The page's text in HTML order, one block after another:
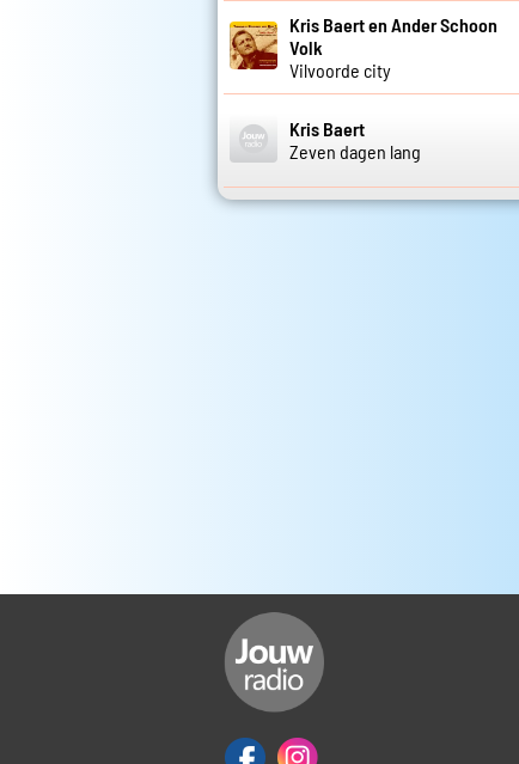
Kris Baert en Ander Schoon
Volk
Vilvoorde city
Kris Baert
Zeven dagen lang